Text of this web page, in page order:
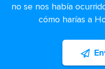
no se nos había
cómo harías a